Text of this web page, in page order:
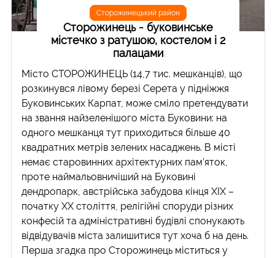
Сторожинецький район
Сторожинець - буковинське
містечко з ратушою, костелом і 2
палацами
Місто СТОРОЖИНЕЦЬ (14,7 тис. мешканців), що
розкинувся лівому березі Серета у підніжжя
Буковинських Карпат, може сміло претендувати
на звання найзеленішого міста Буковини: на
одного мешканця тут приходиться більше 40
квадратних метрів зелених насаджень. В місті
немає старовинних архітектурних пам’яток,
проте наймальовничіший на Буковині
дендропарк, австрійська забудова кінця ХІХ –
початку ХХ століття, релігійні споруди різних
конфесій та адміністративні будівлі спонукають
відвідувачів міста залишитися тут хоча б на день.
Перша згадка про Сторожинець міститься у